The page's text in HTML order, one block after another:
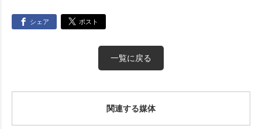
シェア ポスト
一覧に戻る
関連する媒体